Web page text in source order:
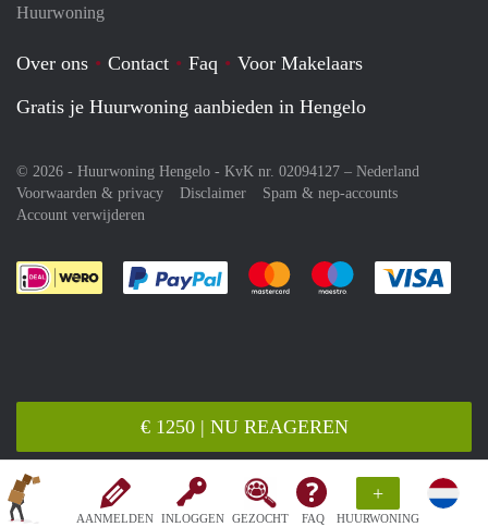
AANMELDEN INLOGGEN GEZOCHT FAQ
+
HUURWONING
€ 1250 | NU REAGEREN
Huurwoning
Over ons Contact Faq
Voor Makelaars
Gratis je Huurwoning aanbieden in Hengelo
© 2026 - Huurwoning Hengelo - KvK nr. 02094127 – Nederland
Voorwaarden & privacy
Disclaimer
Spam & nep-accounts
Account verwijderen
Je rekent gemakkelijk af met Paypal
Je rekent gemakkelijk af met
Je rekent